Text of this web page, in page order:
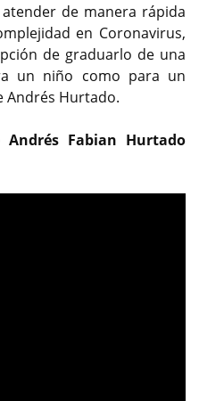
de manera rápida
en Coronavirus,
de graduarlo de una
un niño como para un
Andrés Hurtado.
Andrés Fabian Hurtado